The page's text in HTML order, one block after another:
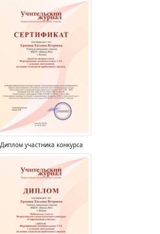
Диплом участника конкурса